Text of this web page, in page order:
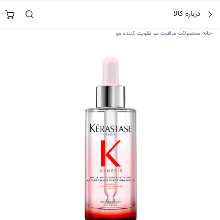
محتوا
جستجو در
درباره کالا
خانه›محصولات مراقبت مو›تقویت کننده مو